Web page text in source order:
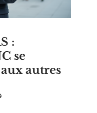
:
se
autres